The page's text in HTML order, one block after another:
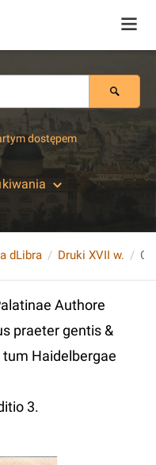
dostępem
dLibra Druki XVII w.
Authore
praeter gentis &
Haidelbergae
3.